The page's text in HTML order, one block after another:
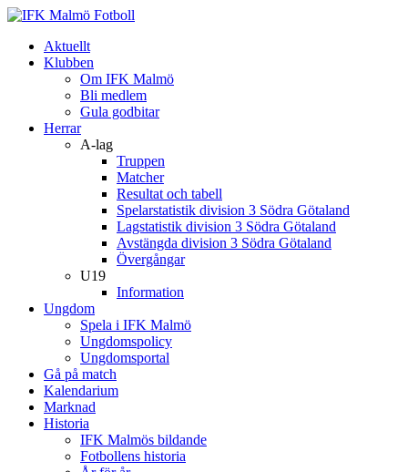
Aktuellt
Klubben
Om IFK Malmö
Bli medlem
Gula godbitar
Herrar
A-lag
Truppen
Matcher
Resultat och tabell
Spelarstatistik division 3 Södra Götaland
Lagstatistik division 3 Södra Götaland
Avstängda division 3 Södra Götaland
Övergångar
U19
Information
Ungdom
Spela i IFK Malmö
Ungdomspolicy
Ungdomsportal
Gå på match
Kalendarium
Marknad
Historia
IFK Malmös bildande
Fotbollens historia